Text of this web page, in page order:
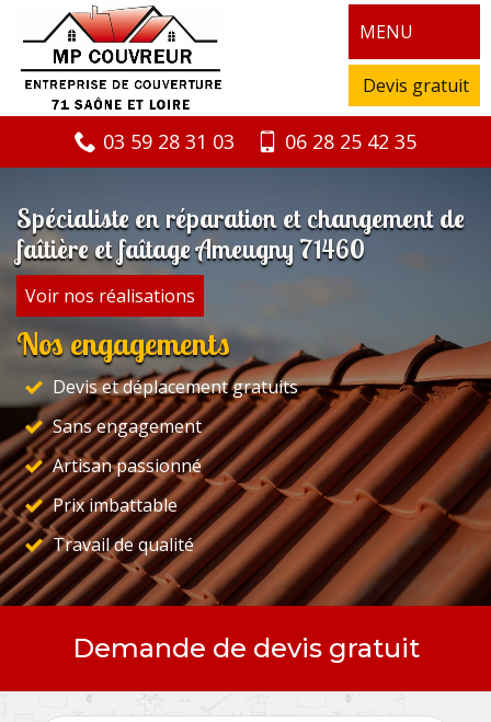
MENU
Devis gratuit
03 59 28 31 03 06 28 25 42 35
Spécialiste en réparation et changement de
faîtière et faîtage Ameugny 71460
Voir nos réalisations
Nos engagements
Devis et déplacement gratuits
Sans engagement
Artisan passionné
Prix imbattable
Travail de qualité
Demande de devis gratuit